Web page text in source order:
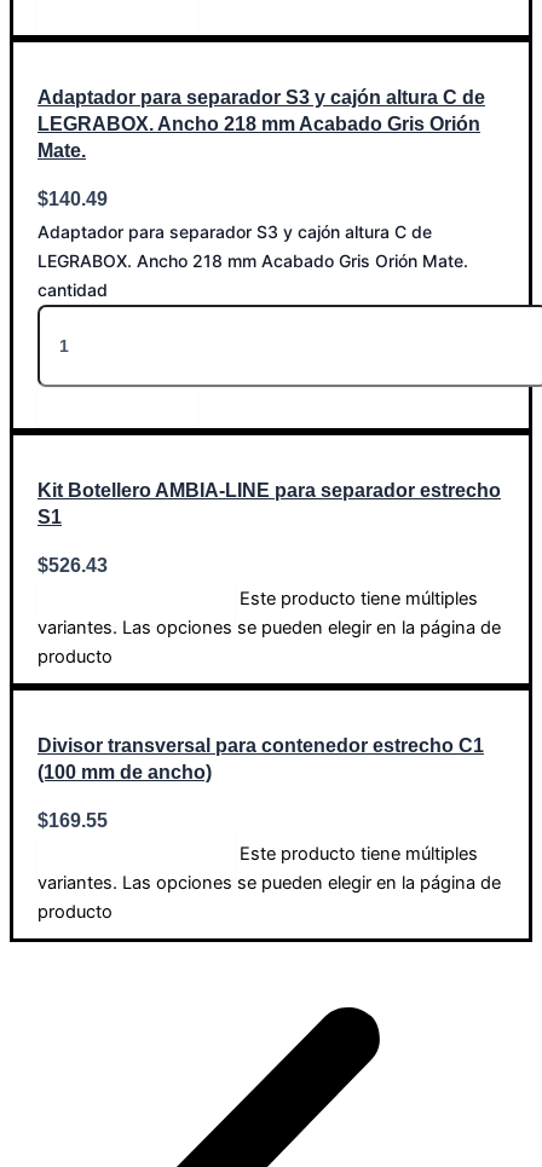
Adaptador para separador S3 y cajón altura C de
LEGRABOX. Ancho 218 mm Acabado Gris Orión
Mate.
$140.49
Adaptador para separador S3 y cajón altura C de
LEGRABOX. Ancho 218 mm Acabado Gris Orión Mate.
cantidad
Kit Botellero AMBIA-LINE para separador estrecho
S1
$526.43
Este producto tiene múltiples
variantes. Las opciones se pueden elegir en la página de
producto
Divisor transversal para contenedor estrecho C1
(100 mm de ancho)
$169.55
Este producto tiene múltiples
variantes. Las opciones se pueden elegir en la página de
producto